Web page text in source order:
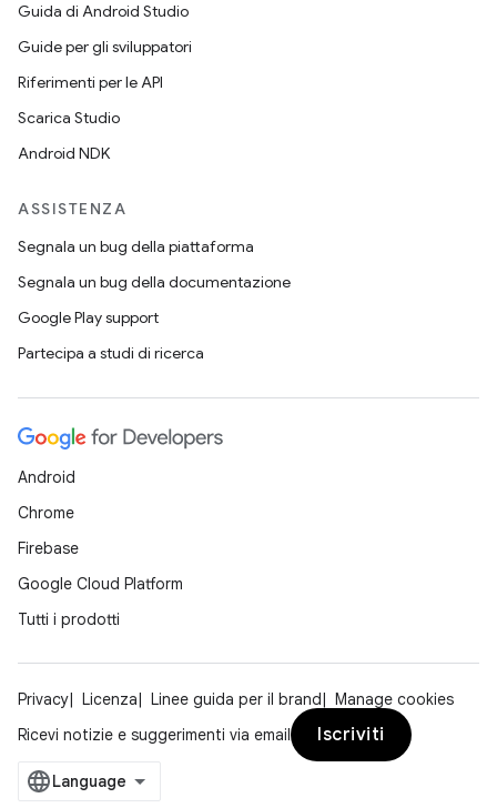
Guida di Android Studio
Guide per gli sviluppatori
Riferimenti per le API
Scarica Studio
Android NDK
ASSISTENZA
Segnala un bug della piattaforma
Segnala un bug della documentazione
Google Play support
Partecipa a studi di ricerca
Android
Chrome
Firebase
Google Cloud Platform
Tutti i prodotti
Privacy Licenza Linee guida per il brand
Manage cookies
Ricevi notizie e suggerimenti via email
Iscriviti